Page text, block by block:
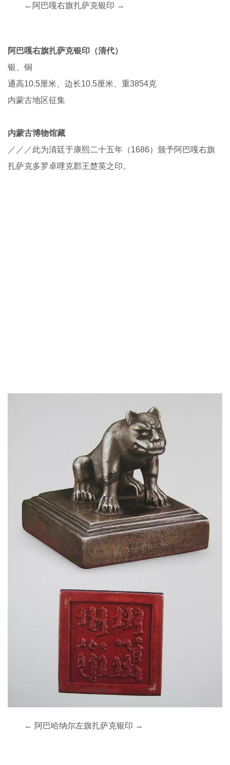
←阿巴嘎右旗扎萨克银印 →
阿巴嘎右旗扎萨克银印（清代）
银、铜
通高10.5厘米、边长10.5厘米、重3854克
内蒙古地区征集
内蒙古博物馆藏
／／／此为清廷于康熙二十五年（1686）颁予阿巴嘎右旗
扎萨克多罗卓哩克郡王楚英之印。
← 阿巴哈纳尔左旗扎萨克银印 →